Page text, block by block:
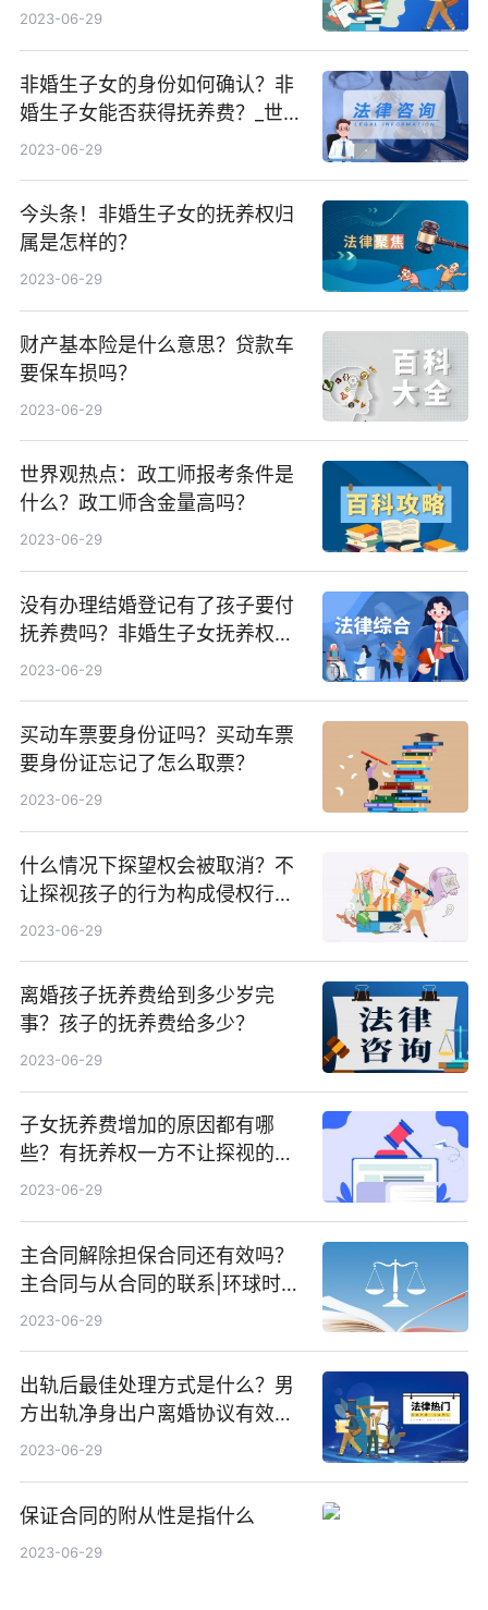
2023-06-29
非婚生子女的身份如何确认？非
婚生子女能否获得抚养费？_世界
新资讯
2023-06-29
今头条！非婚生子女的抚养权归
属是怎样的？
2023-06-29
财产基本险是什么意思？贷款车
要保车损吗？
2023-06-29
世界观热点：政工师报考条件是
什么？政工师含金量高吗？
2023-06-29
没有办理结婚登记有了孩子要付
抚养费吗？非婚生子女抚养权协
议有什么？
2023-06-29
买动车票要身份证吗？买动车票
要身份证忘记了怎么取票？
2023-06-29
什么情况下探望权会被取消？不
让探视孩子的行为构成侵权行为
吗？ 当前速读
2023-06-29
离婚孩子抚养费给到多少岁完
事？孩子的抚养费给多少？
2023-06-29
子女抚养费增加的原因都有哪
些？有抚养权一方不让探视的怎
么办？ 当前播报
2023-06-29
主合同解除担保合同还有效吗？
主合同与从合同的联系|环球时快
讯
2023-06-29
出轨后最佳处理方式是什么？男
方出轨净身出户离婚协议有效
吗？ 全球快看点
2023-06-29
保证合同的附从性是指什么
2023-06-29